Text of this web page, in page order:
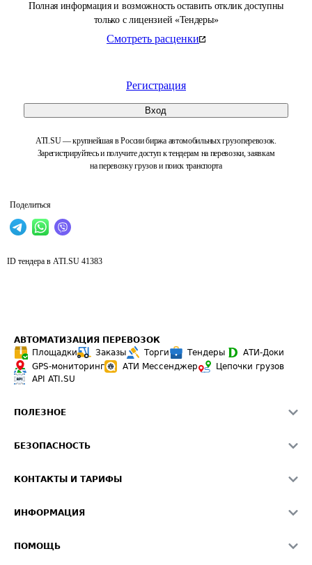
Полная информация и возможность оставить отклик доступны
только с лицензией «Тендеры»
Смотреть расценки
Регистрация
Вход
ATI.SU — крупнейшая в России биржа автомобильных грузоперевозок.
Зарегистрируйтесь и получите доступ к тендерам на перевозки, заявкам
на перевозку грузов и поиск транспорта
Поделиться
ID тендера в ATI.SU 41383
АВТОМАТИЗАЦИЯ ПЕРЕВОЗОК
Площадки
Заказы Торги Тендеры
АТИ-Доки
GPS-мониторинг
АТИ Мессенджер
Цепочки грузов
API ATI.SU
ПОЛЕЗНОЕ
Звезды ATI.SU на вашем сайте
Средние ставки
БЕЗОПАСНОСТЬ
Светофор+
О формировании Паспорта
КОНТАКТЫ И ТАРИФЫ
Реклама на сайте
ИНФОРМАЦИЯ
ПОМОЩЬ